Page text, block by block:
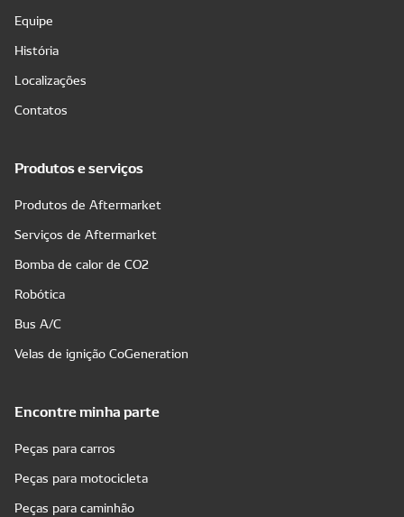
Equipe
História
Localizações
Contatos
Produtos e serviços
Produtos de Aftermarket
Serviços de Aftermarket
Bomba de calor de CO2
Robótica
Bus A/C
Velas de ignição CoGeneration
Encontre minha parte
Peças para carros
Peças para motocicleta
Peças para caminhão